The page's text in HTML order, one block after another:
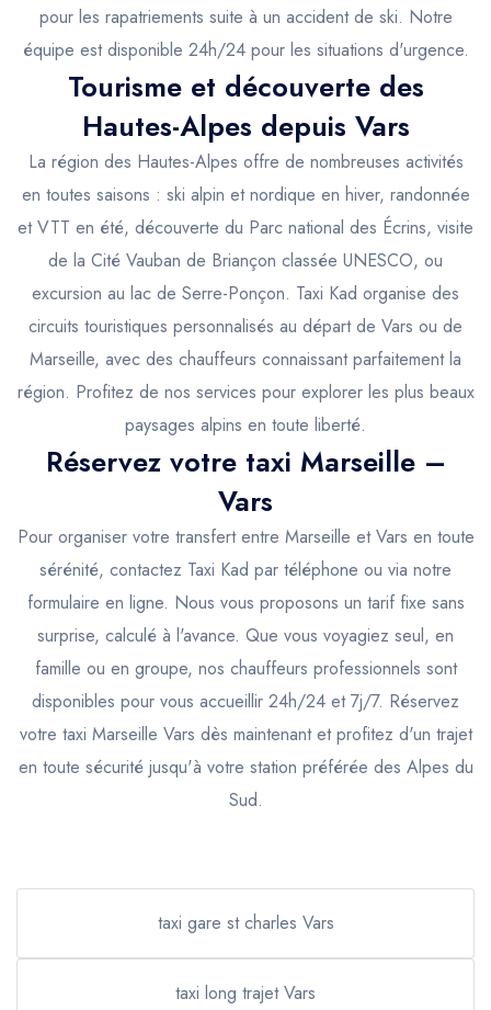
pour les rapatriements suite à un accident de ski. Notre
équipe est disponible 24h/24 pour les situations d'urgence.
Tourisme et découverte des
Hautes-Alpes depuis Vars
La région des Hautes-Alpes offre de nombreuses activités
en toutes saisons : ski alpin et nordique en hiver, randonnée
et VTT en été, découverte du Parc national des Écrins, visite
de la Cité Vauban de Briançon classée UNESCO, ou
excursion au lac de Serre-Ponçon. Taxi Kad organise des
circuits touristiques personnalisés au départ de Vars ou de
Marseille, avec des chauffeurs connaissant parfaitement la
région. Profitez de nos services pour explorer les plus beaux
paysages alpins en toute liberté.
Réservez votre taxi Marseille –
Vars
Pour organiser votre transfert entre Marseille et Vars en toute
sérénité, contactez Taxi Kad par téléphone ou via notre
formulaire en ligne. Nous vous proposons un tarif fixe sans
surprise, calculé à l'avance. Que vous voyagiez seul, en
famille ou en groupe, nos chauffeurs professionnels sont
disponibles pour vous accueillir 24h/24 et 7j/7. Réservez
votre taxi Marseille Vars dès maintenant et profitez d'un trajet
en toute sécurité jusqu'à votre station préférée des Alpes du
Sud.
taxi gare st charles Vars
taxi long trajet Vars